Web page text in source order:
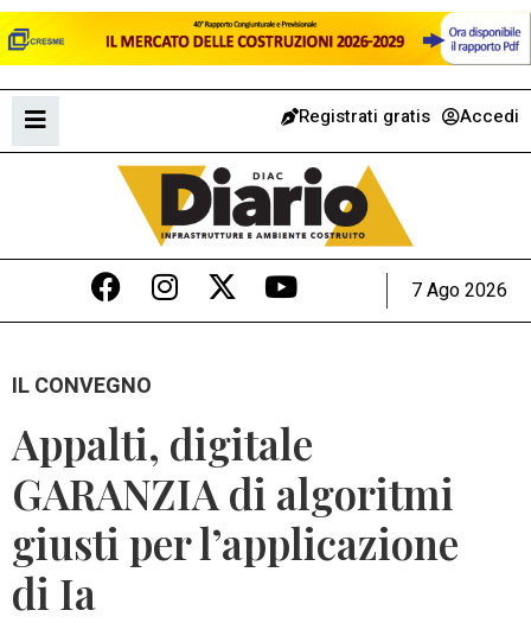
Registrati gratis Accedi
7 Ago 2026
IL CONVEGNO
Appalti, digitale
GARANZIA di algoritmi
giusti per l’applicazione
di Ia